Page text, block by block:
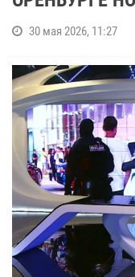
30 мая 2026, 11:27